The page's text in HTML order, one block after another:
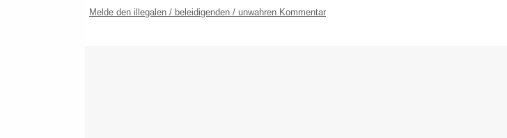
Melde den illegalen / beleidigenden / unwahren Kommentar